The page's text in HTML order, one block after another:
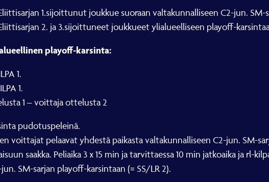
1.sijoittunut joukkue suoraan valtakunnalliseen C2-jun. SM-
2. ja 3.sijoittuneet joukkueet ylialueelliseen playoff-
playoff-karsinta:
1.
1.
1 – voittaja ottelusta 2
pudotuspeleinä.
voittajat pelaavat yhdestä paikasta valtakunnalliseen C2-jun. SM-
saakka. Peliaika 3 x 15 min ja tarvittaessa 10 min jatkoaika ja rl-
SM-sarjan playoff-karsintaan (= SS/LR 2).